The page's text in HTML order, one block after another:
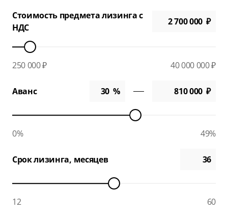
Стоимость предмета лизинга с
НДС
250 000 ₽ 40 000 000 ₽
Аванс
0% 49%
Срок лизинга, месяцев
12 60